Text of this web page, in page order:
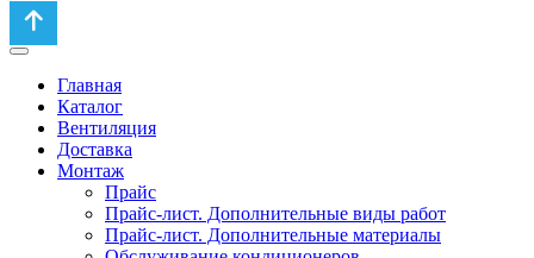
Главная
Каталог
Вентиляция
Доставка
Монтаж
Прайс
Прайс-лист. Дополнительные виды работ
Прайс-лист. Дополнительные материалы